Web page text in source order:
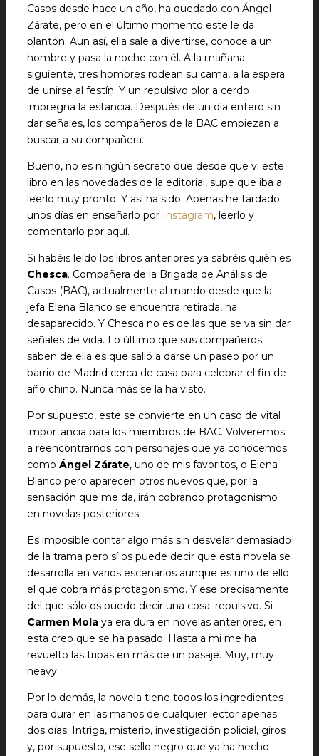
Casos desde hace un año, ha quedado con Ángel
Zárate, pero en el último momento este le da
plantón. Aun así, ella sale a divertirse, conoce a un
hombre y pasa la noche con él. A la mañana
siguiente, tres hombres rodean su cama, a la espera
de unirse al festín. Y un repulsivo olor a cerdo
impregna la estancia. Después de un día entero sin
dar señales, los compañeros de la BAC empiezan a
buscar a su compañera.
Bueno, no es ningún secreto que desde que vi este
libro en las novedades de la editorial, supe que iba a
leerlo muy pronto. Y así ha sido. Apenas he tardado
unos días en enseñarlo por Instagram, leerlo y
comentarlo por aquí.
Si habéis leído los libros anteriores ya sabréis quién es
Chesca. Compañera de la Brigada de Análisis de
Casos (BAC), actualmente al mando desde que la
jefa Elena Blanco se encuentra retirada, ha
desaparecido. Y Chesca no es de las que se va sin dar
señales de vida. Lo último que sus compañeros
saben de ella es que salió a darse un paseo por un
barrio de Madrid cerca de casa para celebrar el fin de
año chino. Nunca más se la ha visto.
Por supuesto, este se convierte en un caso de vital
importancia para los miembros de BAC. Volveremos
a reencontrarnos con personajes que ya conocemos
como Ángel Zárate, uno de mis favoritos, o Elena
Blanco pero aparecen otros nuevos que, por la
sensación que me da, irán cobrando protagonismo
en novelas posteriores.
Es imposible contar algo más sin desvelar demasiado
de la trama pero sí os puede decir que esta novela se
desarrolla en varios escenarios aunque es uno de ello
el que cobra más protagonismo. Y ese precisamente
del que sólo os puedo decir una cosa: repulsivo. Si
Carmen Mola ya era dura en novelas anteriores, en
esta creo que se ha pasado. Hasta a mi me ha
revuelto las tripas en más de un pasaje. Muy, muy
heavy.
Por lo demás, la novela tiene todos los ingredientes
para durar en las manos de cualquier lector apenas
dos días. Intriga, misterio, investigación policial, giros
y, por supuesto, ese sello negro que ya ha hecho